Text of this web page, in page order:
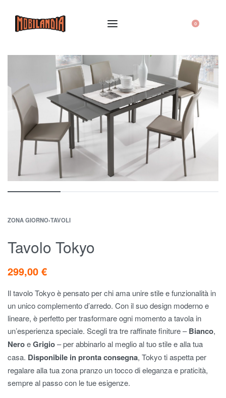
0
ZONA GIORNO›TAVOLI
Tavolo Tokyo
299,00 €
Il tavolo Tokyo è pensato per chi ama unire stile e funzionalità in
un unico complemento d’arredo. Con il suo design moderno e
lineare, è perfetto per trasformare ogni momento a tavola in
un’esperienza speciale. Scegli tra tre raffinate finiture –Bianco,
NeroeGrigio– per abbinarlo al meglio al tuo stile e alla tua
casa. Disponibile in pronta consegna, Tokyo ti aspetta per
regalare alla tua zona pranzo un tocco di eleganza e praticità,
sempre al passo con le tue esigenze.